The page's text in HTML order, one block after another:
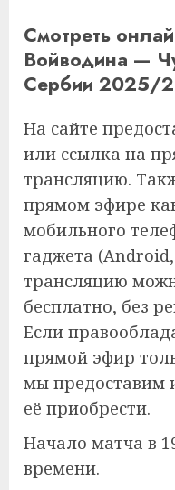
Смотреть
Войводина —
Сербии 2025/
На сайте
или ссылка на
трансляцию.
прямом эфире
мобильного
гаджета
трансляцию
бесплатно, без
Если
прямой эфир
мы предоставим
её приобрести.
Начало матча в
времени.